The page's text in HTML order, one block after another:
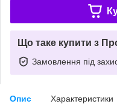
Що таке купити з
Замовлення під
Опис Характеристики